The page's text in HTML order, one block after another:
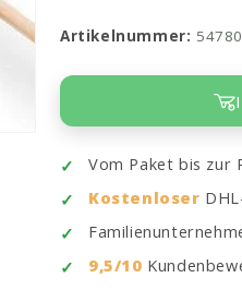
Artikelnummer:
Vom Paket bis zur
Kostenloser
9,5/10